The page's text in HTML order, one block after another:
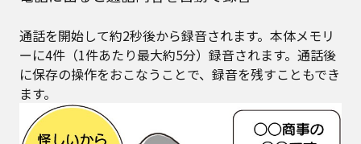
通話を開始して約2秒後から録音されます。本体メモリ
ーに4件（1件あたり最大約5分）録音されます。通話後
に保存の操作をおこなうことで、録音を残すこともでき
ます。